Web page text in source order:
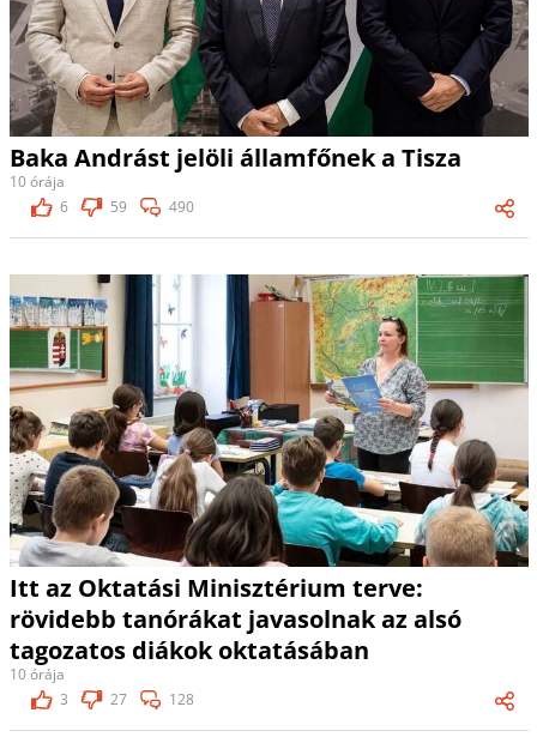
Baka Andrást jelöli államfőnek a Tisza
10 órája
6
59 490
Itt az Oktatási Minisztérium terve:
rövidebb tanórákat javasolnak az alsó
tagozatos diákok oktatásában
10 órája
3
27 128